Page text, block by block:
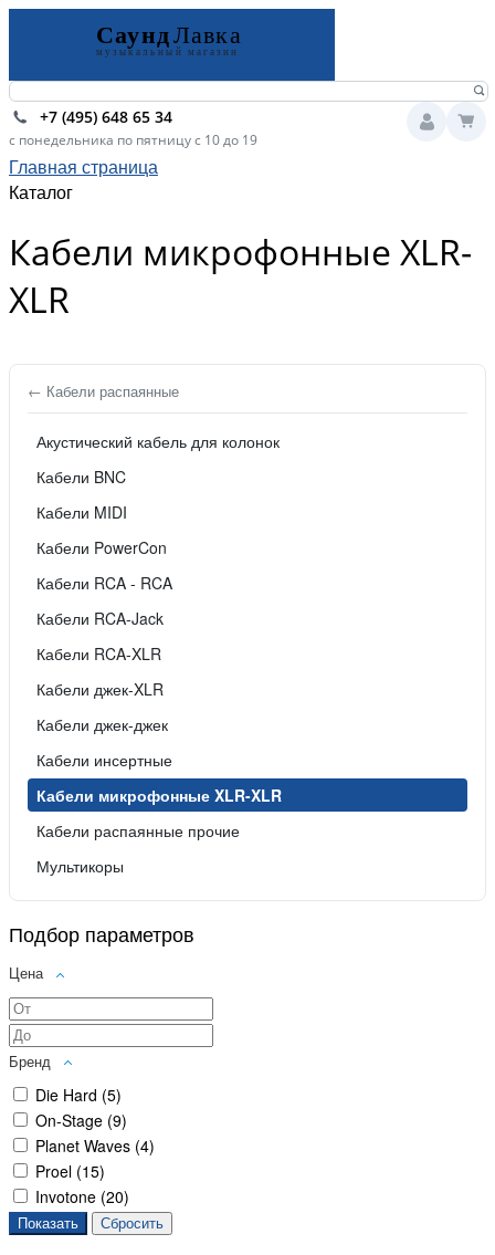
+7 (495) 648 65 34
с понедельника по пятницу с 10 до 19
Главная страница
Каталог
Кабели микрофонные XLR-
XLR
← Кабели распаянные
Акустический кабель для колонок
Кабели BNC
Кабели MIDI
Кабели PowerCon
Кабели RCA - RCA
Кабели RCA-Jack
Кабели RCA-XLR
Кабели джек-XLR
Кабели джек-джек
Кабели инсертные
Кабели микрофонные XLR-XLR
Кабели распаянные прочие
Мультикоры
Подбор параметров
Цена
Бренд
Die Hard (5)
On-Stage (9)
Planet Waves (4)
Proel (15)
Invotone (20)